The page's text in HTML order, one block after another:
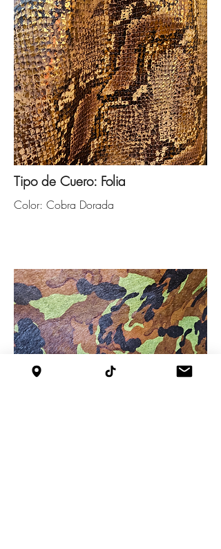
Tipo de Cuero: Folia
Color: Cobra Dorada